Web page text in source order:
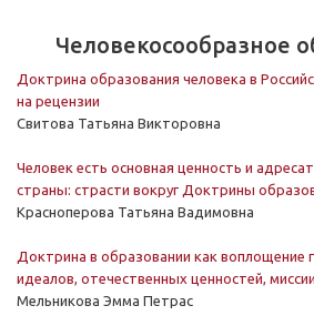
Человекосообразное
Доктрина образования человека в
на рецензии
Свитова Татьяна Викторовна
Человек есть основная ценность и
страны: страсти вокруг Доктрины
Красноперова Татьяна Вадимовна
Доктрина в образовании как воплощение
идеалов, отечественных ценностей,
Мельникова Эмма Петрас